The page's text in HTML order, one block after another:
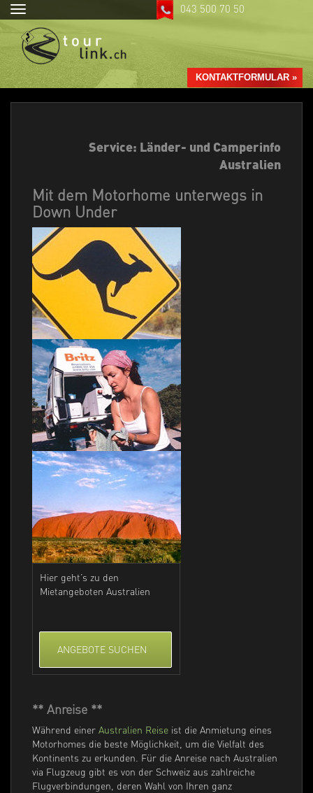
043 500 70 50
KONTAKTFORMULAR »
Toggle
Service: Länder- und Camperinfo
Australien
Mit dem Motorhome unterwegs in
Down Under
Hier geht’s zu den
Mietangeboten Australien
ANGEBOTE SUCHEN
** Anreise **
Während einer Australien Reise ist die Anmietung eines
Motorhomes die beste Möglichkeit, um die Vielfalt des
Kontinents zu erkunden. Für die Anreise nach Australien
via Flugzeug gibt es von der Schweiz aus zahlreiche
Flugverbindungen, deren Wahl von Ihren ganz